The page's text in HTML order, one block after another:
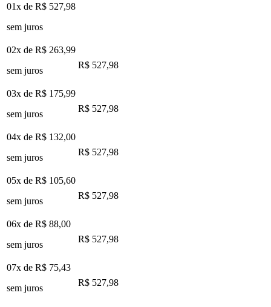
01x de R$ 527,98
sem juros
02x de R$ 263,99
sem juros
R$ 527,98
03x de R$ 175,99
sem juros
R$ 527,98
04x de R$ 132,00
sem juros
R$ 527,98
05x de R$ 105,60
sem juros
R$ 527,98
06x de R$ 88,00
sem juros
R$ 527,98
07x de R$ 75,43
sem juros
R$ 527,98